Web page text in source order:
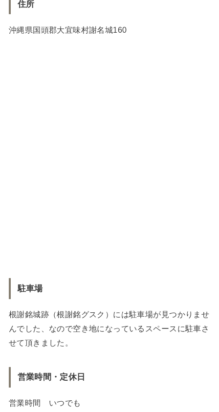
住所
沖縄県国頭郡大宜味村謝名城160
駐車場
根謝銘城跡（根謝銘グスク）には駐車場が見つかりませ
んでした、なので空き地になっているスペースに駐車さ
せて頂きました。
営業時間・定休日
営業時間 いつでも